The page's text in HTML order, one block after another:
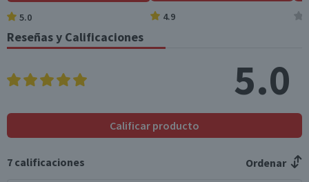
Azúcares totales
(g)
*Ingesta de referencia de un adulto promedio (8400 kj / 2000 kcal)
5.0 4.9
Reseñas y Calificaciones
5.0
Calificar producto
7 calificaciones Ordenar